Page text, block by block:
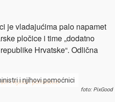
je vladajućima palo napamet
pločice i time „dodatno
Hrvatske“. Odlična
i njihovi pomoćnici
foto: PixGood